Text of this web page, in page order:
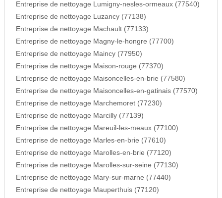
Entreprise de nettoyage Lumigny-nesles-ormeaux (77540)
Entreprise de nettoyage Luzancy (77138)
Entreprise de nettoyage Machault (77133)
Entreprise de nettoyage Magny-le-hongre (77700)
Entreprise de nettoyage Maincy (77950)
Entreprise de nettoyage Maison-rouge (77370)
Entreprise de nettoyage Maisoncelles-en-brie (77580)
Entreprise de nettoyage Maisoncelles-en-gatinais (77570)
Entreprise de nettoyage Marchemoret (77230)
Entreprise de nettoyage Marcilly (77139)
Entreprise de nettoyage Mareuil-les-meaux (77100)
Entreprise de nettoyage Marles-en-brie (77610)
Entreprise de nettoyage Marolles-en-brie (77120)
Entreprise de nettoyage Marolles-sur-seine (77130)
Entreprise de nettoyage Mary-sur-marne (77440)
Entreprise de nettoyage Mauperthuis (77120)